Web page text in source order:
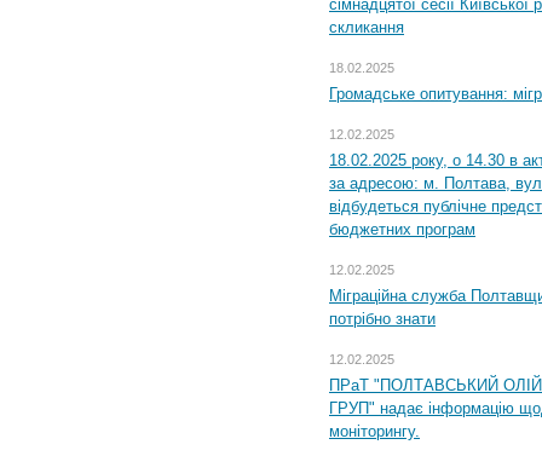
сімнадцятої сесії
скликання
18.02.2025
Громадське опитування:
12.02.2025
18.02.2025 року, о 14.30 в
за адресою: м. Полтава,
відбудеться публічне
бюджетних програм
12.02.2025
Міграційна служба
потрібно знати
12.02.2025
ПРаТ "ПОЛТАВСЬКИЙ
ГРУП" надає інформацію
моніторингу.